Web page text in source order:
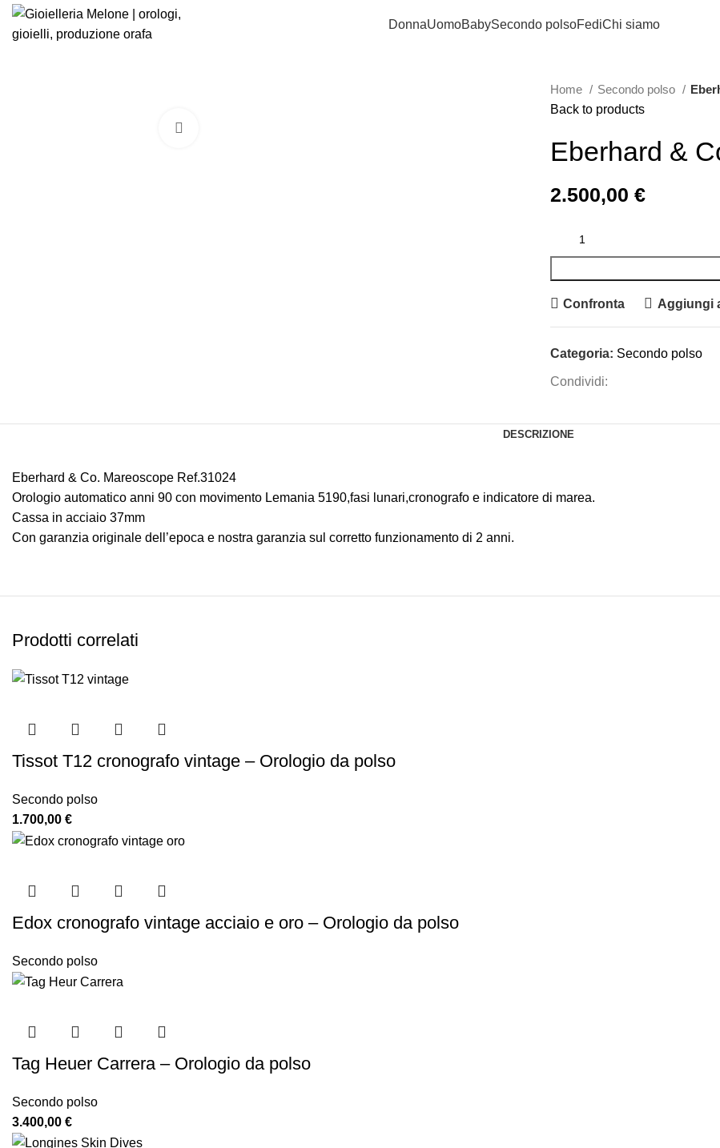
DonnaUomoBabySecondo polsoFediChi siamo
Home Secondo polso
Back to products
Eberhard &
2.500,00 €
Confronta Aggiungi
Categoria: Secondo polso
Condividi:
DESCRIZIONE
Eberhard & Co. Mareoscope Ref.31024
Orologio automatico anni 90 con movimento Lemania 5190,fasi lunari,cronografo e indicatore di marea.
Cassa in acciaio 37mm
Con garanzia originale dell’epoca e nostra garanzia sul corretto funzionamento di 2 anni.
Prodotti correlati
Tissot T12 cronografo vintage – Orologio da polso
Secondo polso
1.700,00 €
Edox cronografo vintage acciaio e oro – Orologio da polso
Secondo polso
Tag Heuer Carrera – Orologio da polso
Secondo polso
3.400,00 €